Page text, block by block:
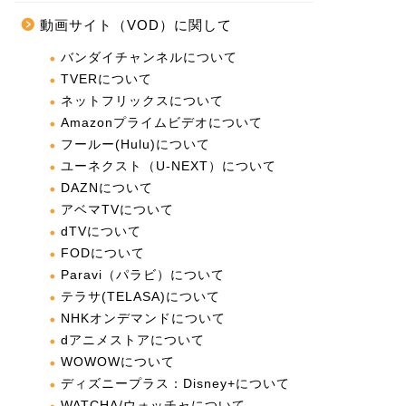
動画サイト（VOD）に関して
バンダイチャンネルについて
TVERについて
ネットフリックスについて
Amazonプライムビデオについて
フールー(Hulu)について
ユーネクスト（U-NEXT）について
DAZNについて
アベマTVについて
dTVについて
FODについて
Paravi（パラビ）について
テラサ(TELASA)について
NHKオンデマンドについて
dアニメストアについて
WOWOWについて
ディズニープラス：Disney+について